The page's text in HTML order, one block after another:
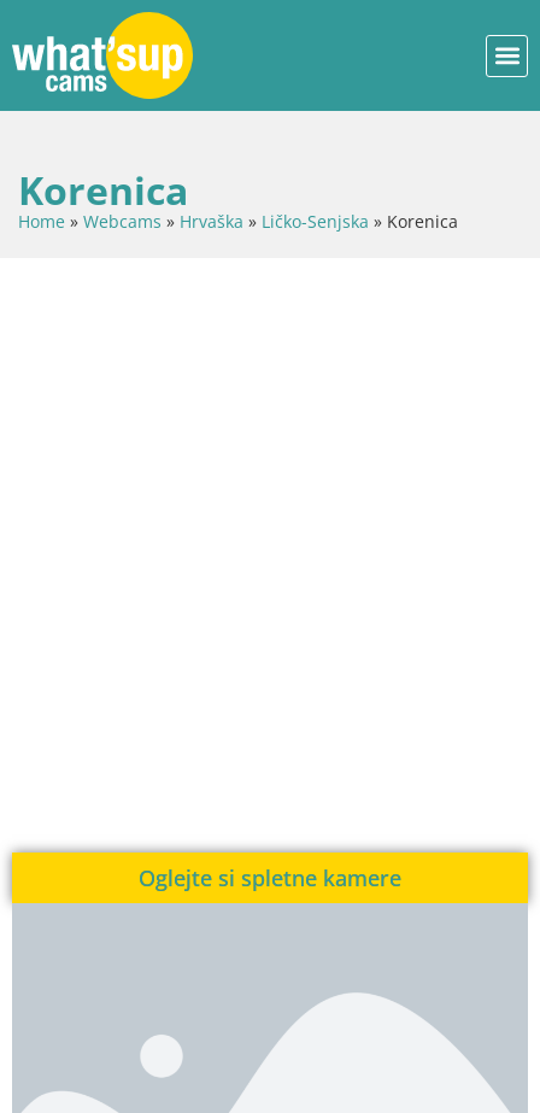
Korenica
Home » Webcams » Hrvaška » Ličko-Senjska » Korenica
Oglejte si spletne kamere